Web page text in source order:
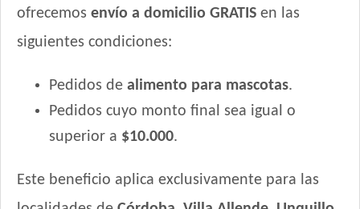
ofrecemos envío a domicilio GRATIS en las
siguientes condiciones:
Pedidos de alimento para mascotas.
Pedidos cuyo monto final sea igual o
superior a $10.000.
Este beneficio aplica exclusivamente para las